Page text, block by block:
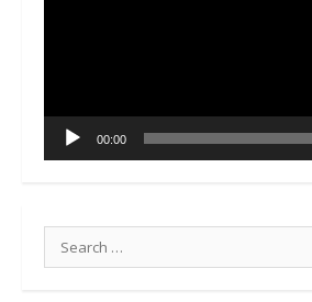
00:00
Search
for: